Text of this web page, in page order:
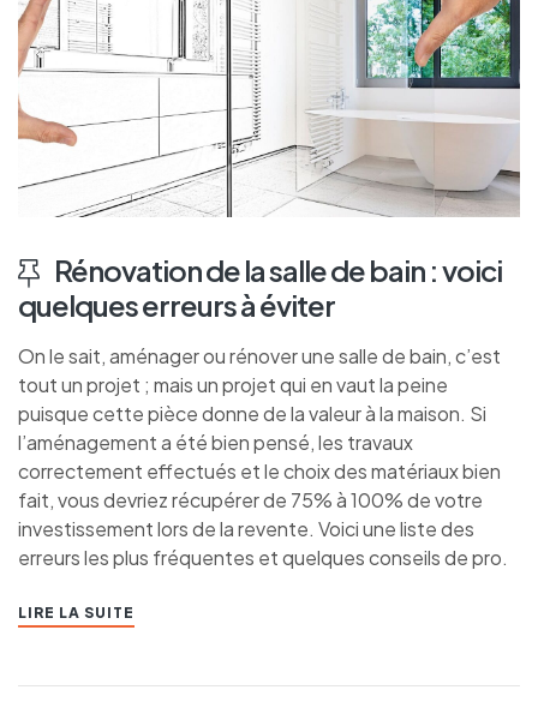
Rénovation de la salle de bain : voici
quelques erreurs à éviter
On le sait, aménager ou rénover une salle de bain, c’est
tout un projet ; mais un projet qui en vaut la peine
puisque cette pièce donne de la valeur à la maison. Si
l’aménagement a été bien pensé, les travaux
correctement effectués et le choix des matériaux bien
fait, vous devriez récupérer de 75% à 100% de votre
investissement lors de la revente. Voici une liste des
erreurs les plus fréquentes et quelques conseils de pro.
LIRE LA SUITE